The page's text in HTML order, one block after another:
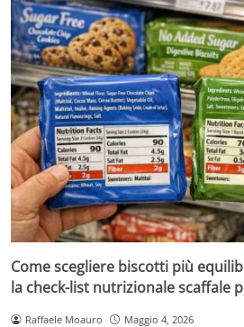
Come scegliere biscotti più
la check-list nutrizionale scaffale
Raffaele Moauro Maggio 4, 2026